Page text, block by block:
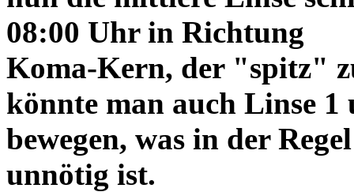
08:00 Uhr in Richtung
Koma-Kern, der "spitz"
könnte man auch Linse
bewegen, was in der Regel
unnötig ist.